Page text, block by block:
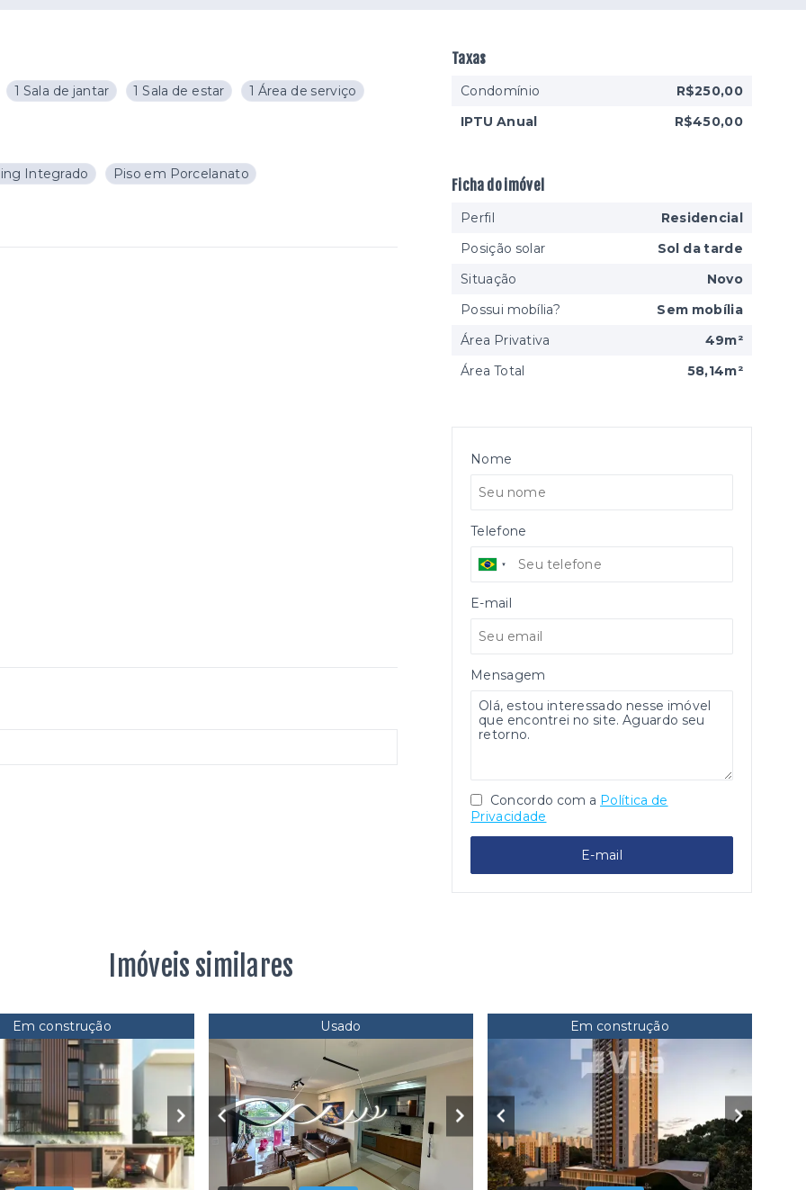
1 Sala de jantar 1 Sala de estar 1 Área de serviço
Integrado Piso em Porcelanato
Taxas
Condomínio
R$250,00
IPTU Anual
R$450,00
Ficha do imóvel
Perfil
Residencial
Posição solar
Sol da tarde
Situação
Novo
Possui mobília?
Sem mobília
Área Privativa
49m²
Área Total
58,14m²
Nome
Telefone
E-mail
Mensagem
Concordo com a Política de
Privacidade
E-mail
Imóveis similares
Em construção Usado Em construção